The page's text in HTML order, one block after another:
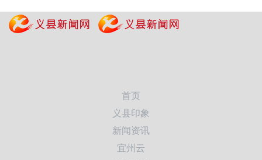
首页
义县印象
新闻资讯
宜州云